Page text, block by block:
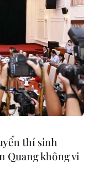
thí sinh
Quang không vi